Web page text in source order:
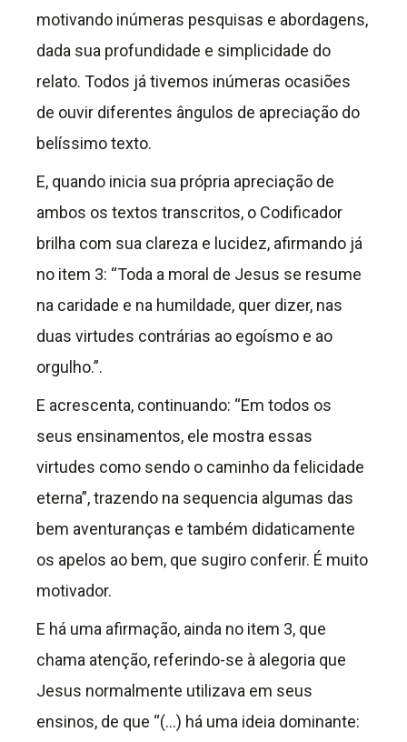
motivando inúmeras pesquisas e abordagens,
dada sua profundidade e simplicidade do
relato. Todos já tivemos inúmeras ocasiões
de ouvir diferentes ângulos de apreciação do
belíssimo texto.
E, quando inicia sua própria apreciação de
ambos os textos transcritos, o Codificador
brilha com sua clareza e lucidez, afirmando já
no item 3: “Toda a moral de Jesus se resume
na caridade e na humildade, quer dizer, nas
duas virtudes contrárias ao egoísmo e ao
orgulho.”.
E acrescenta, continuando: “Em todos os
seus ensinamentos, ele mostra essas
virtudes como sendo o caminho da felicidade
eterna”, trazendo na sequencia algumas das
bem aventuranças e também didaticamente
os apelos ao bem, que sugiro conferir. É muito
motivador.
E há uma afirmação, ainda no item 3, que
chama atenção, referindo-se à alegoria que
Jesus normalmente utilizava em seus
ensinos, de que “(…) há uma ideia dominante: